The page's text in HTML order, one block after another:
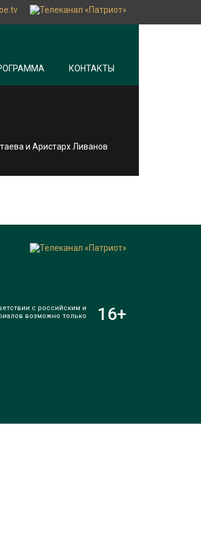
КОНТАКТЫ
и Аристарх Ливанов
с российским и
возможно только
16+